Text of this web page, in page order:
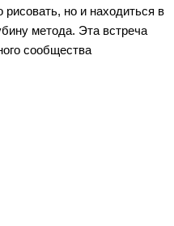
но и находиться в
метода. Эта встреча
сообщества